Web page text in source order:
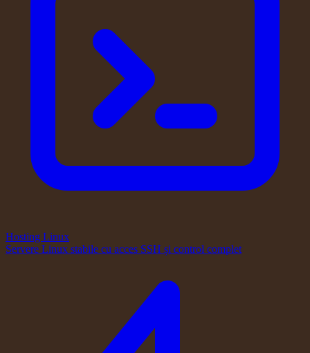
Hosting Linux
Servere Linux stabile cu acces SSH și control complet